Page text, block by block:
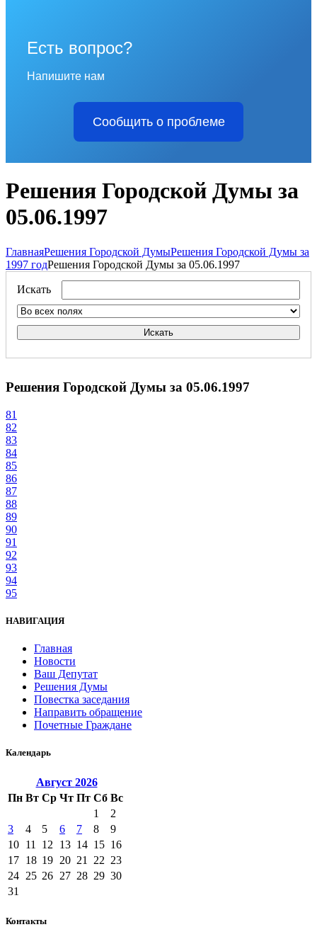
Есть вопрос?
Напишите нам
Сообщить о проблеме
Решения Городской Думы за
05.06.1997
ГлавнаяРешения Городской ДумыРешения Городской Думы за
1997 годРешения Городской Думы за 05.06.1997
Искать
Искать
Решения Городской Думы за 05.06.1997
81
82
83
84
85
86
87
88
89
90
91
92
93
94
95
НАВИГАЦИЯ
Главная
Новости
Ваш Депутат
Решения Думы
Повестка заседания
Направить обращение
Почетные Граждане
Календарь
Август 2026
Пн Вт Ср Чт Пт Сб Вс
1
2
3
4 5 6 7 8
9
10 11 12 13 14 15 16
17 18 19 20 21 22 23
24 25 26 27 28 29 30
31
Контакты